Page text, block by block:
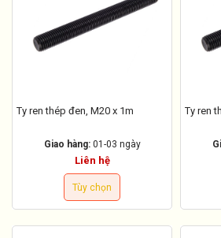
Ty ren thép đen, M20 x 1m
Giao hàng: 01-03 ngày
Liên hệ
Tùy chọn
Ty ren